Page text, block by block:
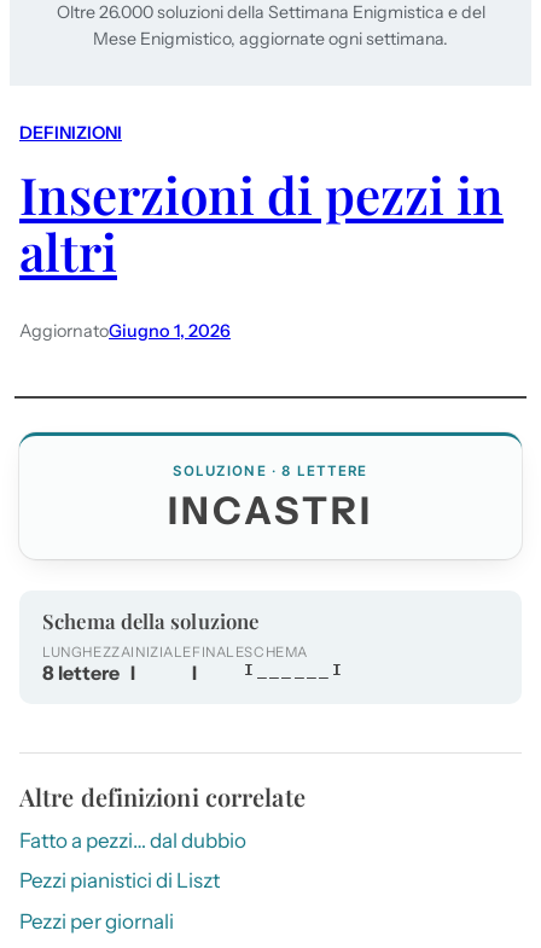
Oltre 26.000 soluzioni della Settimana Enigmistica e del
Mese Enigmistico, aggiornate ogni settimana.
DEFINIZIONI
Inserzioni di pezzi in
altri
AggiornatoGiugno 1, 2026
SOLUZIONE · 8 LETTERE
INCASTRI
Schema della soluzione
LUNGHEZZA
8 lettere
INIZIALE
I
FINALE
I
SCHEMA
I______I
Altre definizioni correlate
Fatto a pezzi… dal dubbio
Pezzi pianistici di Liszt
Pezzi per giornali